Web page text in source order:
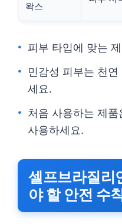
왁스
피부 타입에 맞는
민감성 피부는 천
세요.
처음 사용하는 제
사용하세요.
셀프브라질리
야 할 안전 수